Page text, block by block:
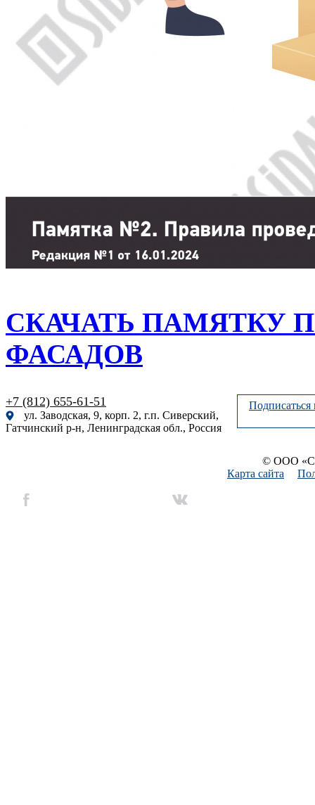
СКАЧАТЬ ПАМЯТКУ
ФАСАДОВ
+7 (812) 655-61-51
ул. Заводская, 9, корп. 2, г.п. Сиверский,
Гатчинский р-н, Ленинградская обл., Россия
Подписаться
© ООО
Карта сайта